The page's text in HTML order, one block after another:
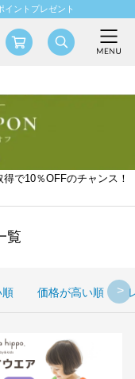
イントプレゼント
で10％OFFのチャンス！
覧
順 価格が高い順